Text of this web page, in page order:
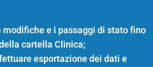
modifiche e i passaggi di stato fino
cartella Clinica;
esportazione dei dati e